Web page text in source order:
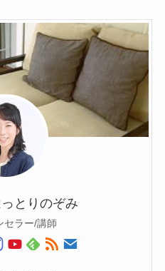
とりのぞみ
セラー/講師